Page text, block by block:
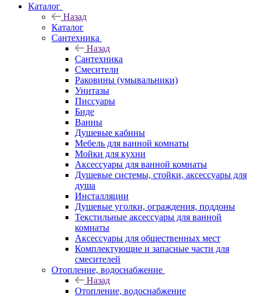
Каталог
Назад
Каталог
Сантехника
Назад
Сантехника
Смесители
Раковины (умывальники)
Унитазы
Писсуары
Биде
Ванны
Душевые кабины
Мебель для ванной комнаты
Мойки для кухни
Аксессуары для ванной комнаты
Душевые системы, стойки, аксессуары для
душа
Инсталляции
Душевые уголки, ограждения, поддоны
Текстильные аксессуары для ванной
комнаты
Аксессуары для общественных мест
Комплектующие и запасные части для
смесителей
Отопление, водоснабжение
Назад
Отопление, водоснабжение